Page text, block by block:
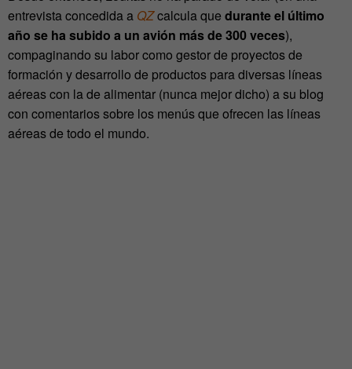
entrevista concedida a QZcalcula que durante el último
año se ha subido a un avión más de 300 veces),
compaginando su labor como gestor de proyectos de
formación y desarrollo de productos para diversas líneas
aéreas con la de alimentar (nunca mejor dicho) a su blog
con comentarios sobre los menús que ofrecen las líneas
aéreas de todo el mundo.